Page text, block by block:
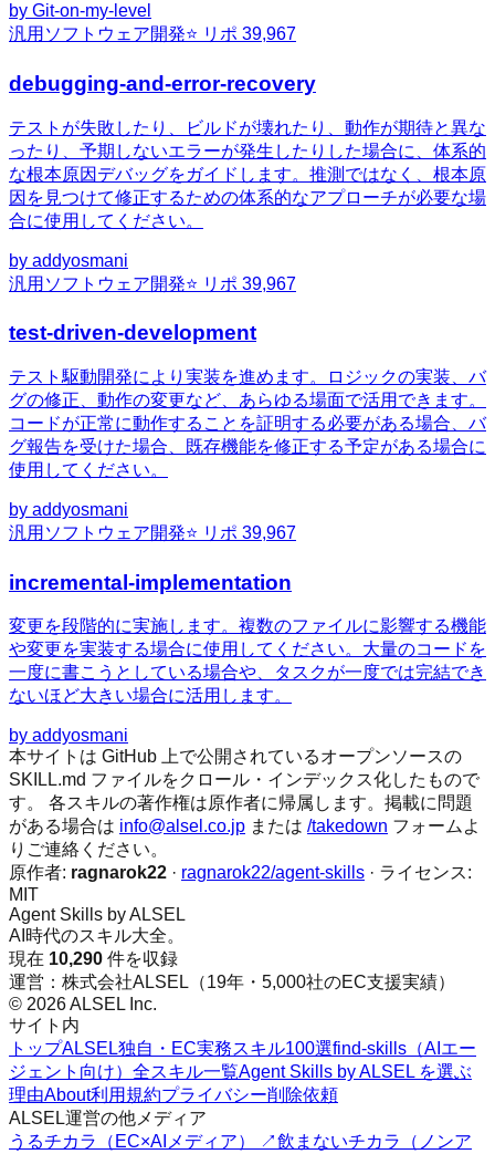
by Git-on-my-level
汎用 ソフトウェア開発⭐ リポ 39,967
debugging-and-error-recovery
テストが失敗したり、ビルドが壊れたり、動作が期待と異な
ったり、予期しないエラーが発生したりした場合に、体系的
な根本原因デバッグをガイドします。推測ではなく、根本原
因を見つけて修正するための体系的なアプローチが必要な場
合に使用してください。
by addyosmani
汎用 ソフトウェア開発⭐ リポ 39,967
test-driven-development
テスト駆動開発により実装を進めます。ロジックの実装、バ
グの修正、動作の変更など、あらゆる場面で活用できます。
コードが正常に動作することを証明する必要がある場合、バ
グ報告を受けた場合、既存機能を修正する予定がある場合に
使用してください。
by addyosmani
汎用 ソフトウェア開発⭐ リポ 39,967
incremental-implementation
変更を段階的に実施します。複数のファイルに影響する機能
や変更を実装する場合に使用してください。大量のコードを
一度に書こうとしている場合や、タスクが一度では完結でき
ないほど大きい場合に活用します。
by addyosmani
本サイトは GitHub 上で公開されているオープンソースの
SKILL.md ファイルをクロール・インデックス化したもので
す。 各スキルの著作権は原作者に帰属します。掲載に問題
がある場合は info@alsel.co.jp または /takedown フォームよ
りご連絡ください。
原作者: ragnarok22 · ragnarok22/agent-skills · ライセンス:
MIT
Agent Skills by ALSEL
AI時代のスキル大全。
現在 10,290 件を収録
運営：株式会社ALSEL（19年・5,000社のEC支援実績）
© 2026 ALSEL Inc.
サイト内
トップALSEL独自・EC実務スキル100選find-skills（AIエー
ジェント向け） 全スキル一覧Agent Skills by ALSEL を選ぶ
理由About利用規約プライバシー削除依頼
ALSEL運営の他メディア
うるチカラ（EC×AIメディア） ↗飲まないチカラ（ノンア